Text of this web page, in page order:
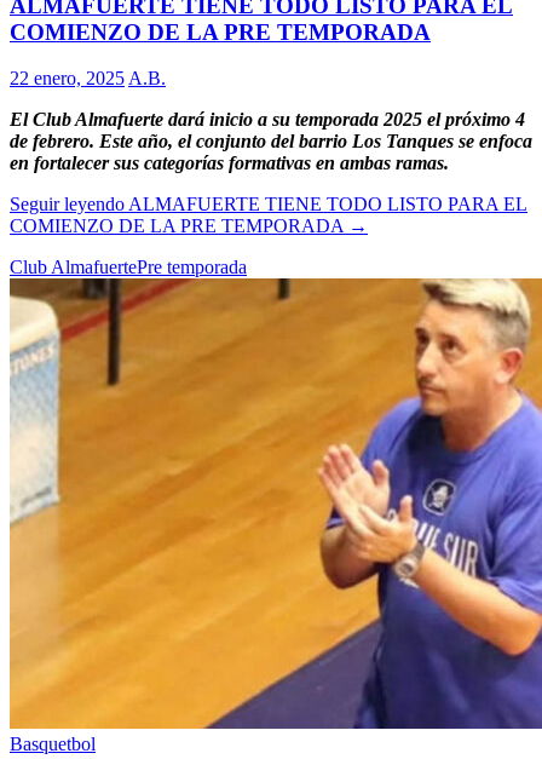
COMIENZO DE LA PRE TEMPORADA
22 enero, 2025 A.B.
El Club Almafuerte dará inicio a su temporada 2025 el próximo 4
de febrero. Este año, el conjunto del barrio Los Tanques se enfoca
en fortalecer sus categorías formativas en ambas ramas.
Seguir leyendo ALMAFUERTE TIENE TODO LISTO PARA EL
COMIENZO DE LA PRE TEMPORADA →
Club AlmafuertePre temporada
Basquetbol